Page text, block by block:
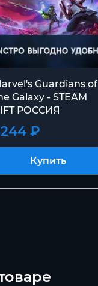
Guardians of
Galaxy - STEAM
РОССИЯ
₽
Купить